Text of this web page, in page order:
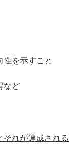
性を示すこと
など
それが達成される